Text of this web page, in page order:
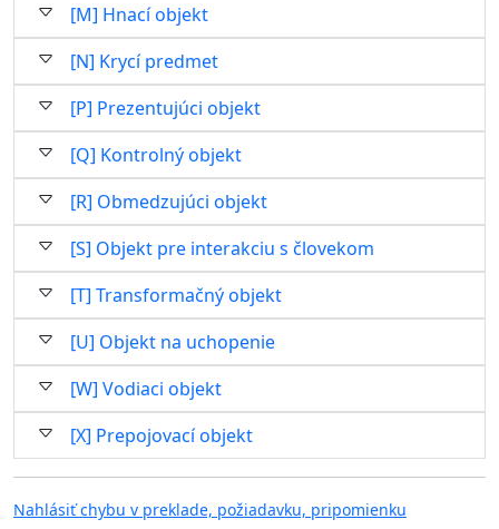
[M] Hnací objekt
[N] Krycí predmet
[P] Prezentujúci objekt
[Q] Kontrolný objekt
[R] Obmedzujúci objekt
[S] Objekt pre interakciu s človekom
[T] Transformačný objekt
[U] Objekt na uchopenie
[W] Vodiaci objekt
[X] Prepojovací objekt
Nahlásiť chybu v preklade, požiadavku, pripomienku